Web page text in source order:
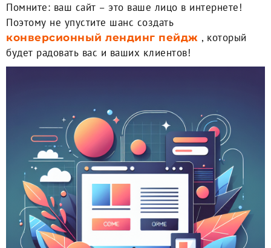
Помните: ваш сайт – это ваше лицо в интернете!
Поэтому не упустите шанс создать
конверсионный лендинг пейдж , который
будет радовать вас и ваших клиентов!